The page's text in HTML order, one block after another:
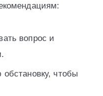
вопрос и
чтобы